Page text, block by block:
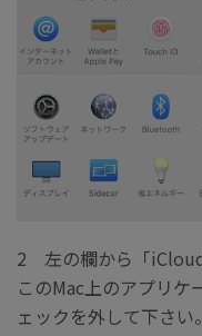
2 左の欄から「
このMac上のアプリ
ェックを外して下さい。